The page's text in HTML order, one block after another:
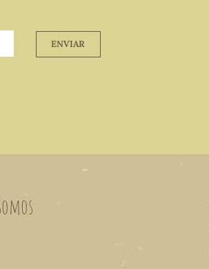
ENVIAR